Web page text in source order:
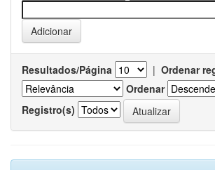
Resultados/Página | Ordenar
Ordenar
Registro(s)